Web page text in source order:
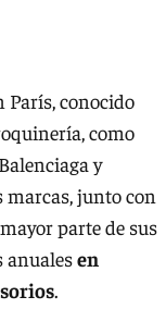
París, conocido
como
y
marcas, junto con
parte de sus
anualesen
.